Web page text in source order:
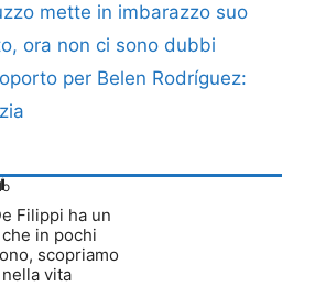
mette in imbarazzo suo
ora non ci sono dubbi
per Belen Rodríguez:
Filippi ha un
in pochi
scopriamo
vita